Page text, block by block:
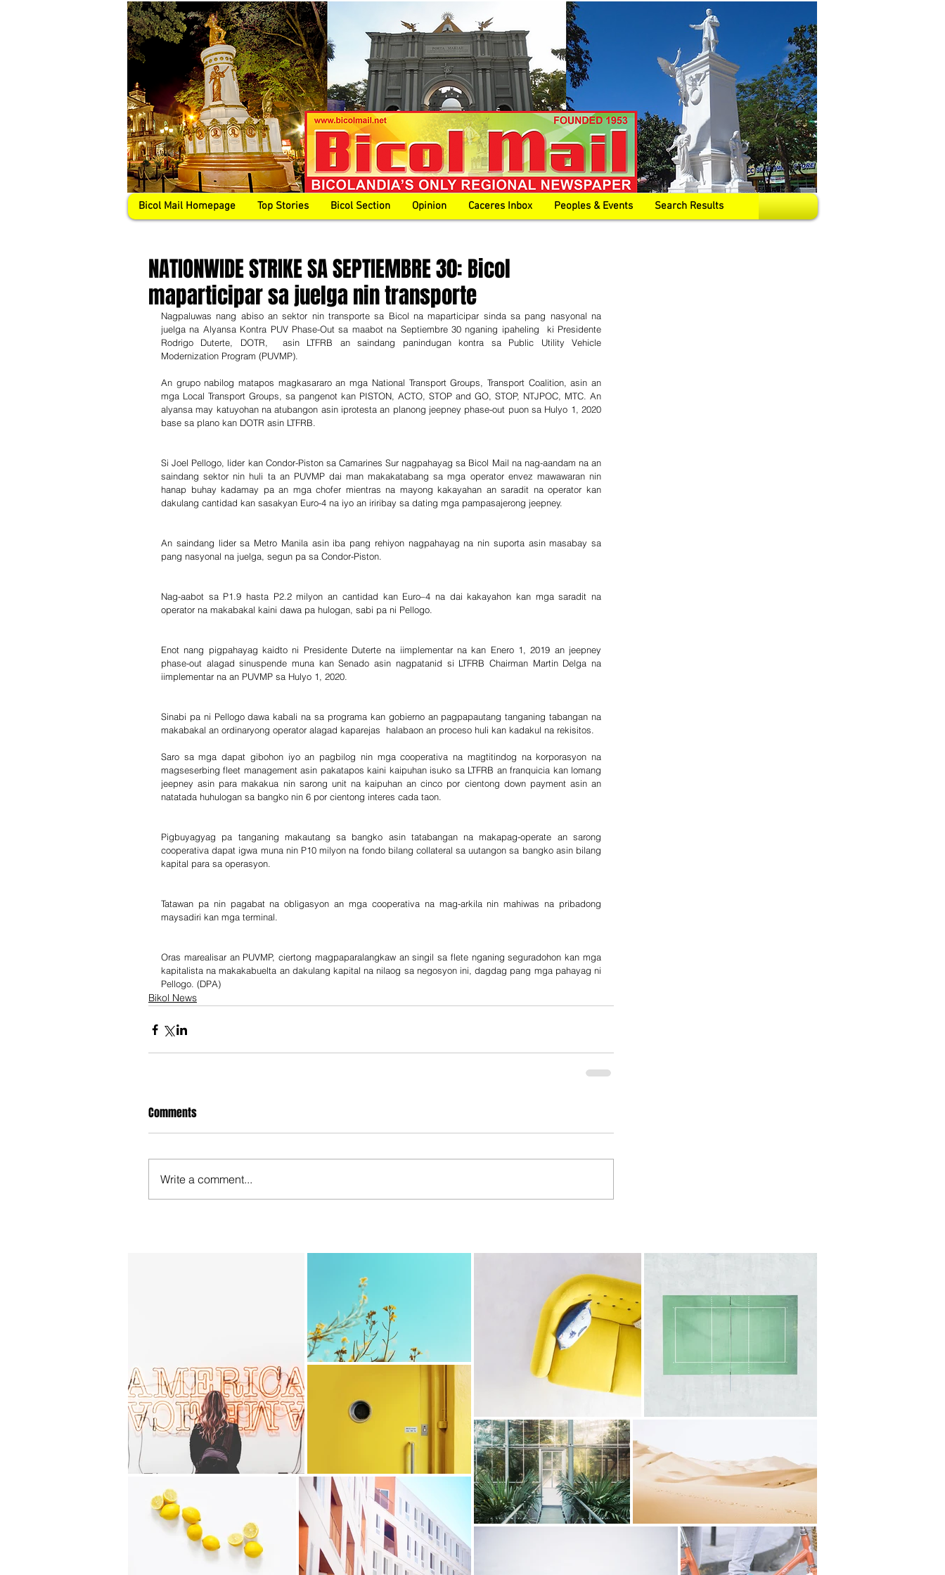
Bicol Mail Homepage Top Stories Bicol Section Opinion Caceres Inbox Peoples & Events Search Results
NATIONWIDE STRIKE SA SEPTIEMBRE 30: Bicol
maparticipar sa juelga nin transporte
Nagpaluwas nang abiso an sektor nin transporte sa Bicol na maparticipar sinda sa pang nasyonal na
juelga na Alyansa Kontra PUV Phase-Out sa maabot na Septiembre 30 nganing ipaheling  ki Presidente
Rodrigo Duterte, DOTR,  asin LTFRB an saindang panindugan kontra sa Public Utility Vehicle
Modernization Program (PUVMP).
An grupo nabilog matapos magkasararo an mga National Transport Groups, Transport Coalition, asin an
mga Local Transport Groups, sa pangenot kan PISTON, ACTO, STOP and GO, STOP, NTJPOC, MTC. An
alyansa may katuyohan na atubangon asin iprotesta an planong jeepney phase-out puon sa Hulyo 1, 2020
base sa plano kan DOTR asin LTFRB.
Si Joel Pellogo, lider kan Condor-Piston sa Camarines Sur nagpahayag sa Bicol Mail na nag-aandam na an
saindang sektor nin huli ta an PUVMP dai man makakatabang sa mga operator envez mawawaran nin
hanap buhay kadamay pa an mga chofer mientras na mayong kakayahan an saradit na operator kan
dakulang cantidad kan sasakyan Euro-4 na iyo an iriribay sa dating mga pampasajerong jeepney.
An saindang lider sa Metro Manila asin iba pang rehiyon nagpahayag na nin suporta asin masabay sa
pang nasyonal na juelga, segun pa sa Condor-Piston.
Nag-aabot sa P1.9 hasta P2.2 milyon an cantidad kan Euro–4 na dai kakayahon kan mga saradit na
operator na makabakal kaini dawa pa hulogan, sabi pa ni Pellogo.
Enot nang pigpahayag kaidto ni Presidente Duterte na iimplementar na kan Enero 1, 2019 an jeepney
phase-out alagad sinuspende muna kan Senado asin nagpatanid si LTFRB Chairman Martin Delga na
iimplementar na an PUVMP sa Hulyo 1, 2020.
Sinabi pa ni Pellogo dawa kabali na sa programa kan gobierno an pagpapautang tanganing tabangan na
makabakal an ordinaryong operator alagad kaparejas  halabaon an proceso huli kan kadakul na rekisitos.
Saro sa mga dapat gibohon iyo an pagbilog nin mga cooperativa na magtitindog na korporasyon na
magseserbing fleet management asin pakatapos kaini kaipuhan isuko sa LTFRB an franquicia kan lomang
jeepney asin para makakua nin sarong unit na kaipuhan an cinco por cientong down payment asin an
natatada huhulogan sa bangko nin 6 por cientong interes cada taon.
Pigbuyagyag pa tanganing makautang sa bangko asin tatabangan na makapag-operate an sarong
cooperativa dapat igwa muna nin P10 milyon na fondo bilang collateral sa uutangon sa bangko asin bilang
kapital para sa operasyon.
Tatawan pa nin pagabat na obligasyon an mga cooperativa na mag-arkila nin mahiwas na pribadong
maysadiri kan mga terminal.
Oras marealisar an PUVMP, ciertong magpaparalangkaw an singil sa flete nganing seguradohon kan mga
kapitalista na makakabuelta an dakulang kapital na nilaog sa negosyon ini, dagdag pang mga pahayag ni
Pellogo. (DPA)
Bikol News
Comments
Write a comment...